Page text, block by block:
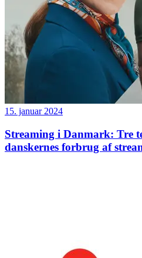
15. januar 2024
Streaming i Danmark: Tre
danskernes forbrug af